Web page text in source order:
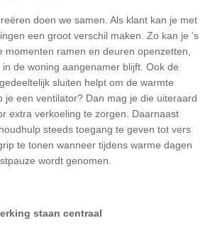
doen we samen. Als klant kan je met
een groot verschil maken. Zo kan je ’s
momenten ramen en deuren openzetten,
de woning aangenamer blijft. Ook de
sluiten helpt om de warmte
je een ventilator? Dan mag je die uiteraard
extra verkoeling te zorgen. Daarnaast
steeds toegang te geven tot vers
te tonen wanneer tijdens warme dagen
wordt genomen.
staan centraal